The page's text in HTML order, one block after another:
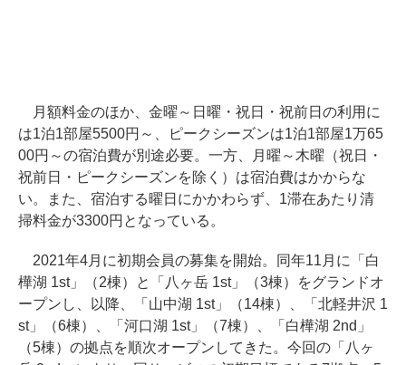
月額料金のほか、金曜～日曜・祝日・祝前日の利用に
は1泊1部屋5500円～、ピークシーズンは1泊1部屋1万65
00円～の宿泊費が別途必要。一方、月曜～木曜（祝日・
祝前日・ピークシーズンを除く）は宿泊費はかからな
い。また、宿泊する曜日にかかわらず、1滞在あたり清
掃料金が3300円となっている。
2021年4月に初期会員の募集を開始。同年11月に「白
樺湖 1st」（2棟）と「八ヶ岳 1st」（3棟）をグランドオ
ープンし、以降、「山中湖 1st」（14棟）、「北軽井沢 1
st」（6棟）、「河口湖 1st」（7棟）、「白樺湖 2nd」
（5棟）の拠点を順次オープンしてきた。今回の「八ヶ